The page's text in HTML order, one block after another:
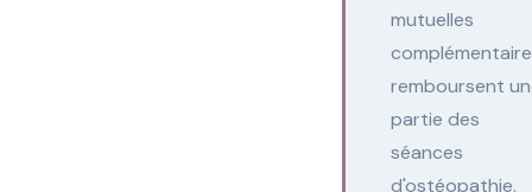
mutuelles
remboursent
partie des
séances
d'ostéopathie.